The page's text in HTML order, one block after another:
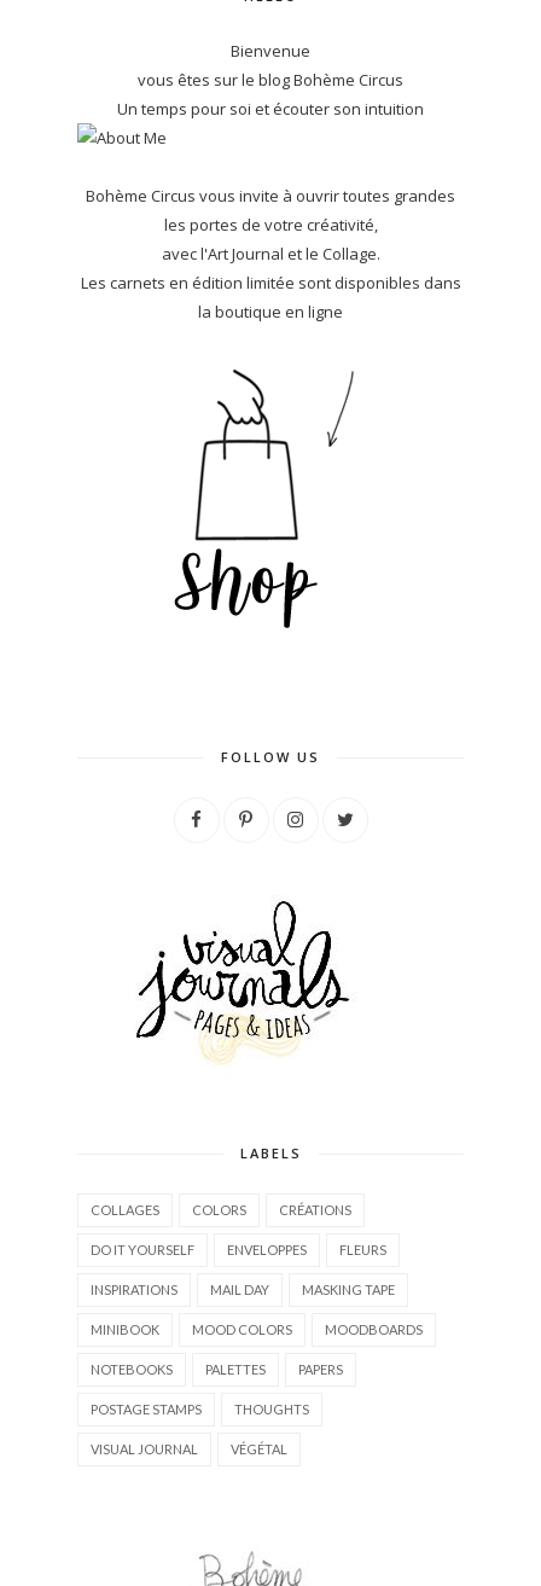
Bienvenue
vous êtes sur le blog Bohème Circus
Un temps pour soi et écouter son intuition
Bohème Circus vous invite à ouvrir toutes grandes
les portes de votre créativité,
avec l'Art Journal et le Collage.
Les carnets en édition limitée sont disponibles dans
la boutique en ligne
FOLLOW US
LABELS
COLLAGES COLORS CRÉATIONS
DO IT YOURSELF ENVELOPPES FLEURS
INSPIRATIONS MAIL DAY MASKING TAPE
MINIBOOK MOOD COLORS MOODBOARDS
NOTEBOOKS PALETTES PAPERS
POSTAGE STAMPS THOUGHTS
VISUAL JOURNAL VÉGÉTAL